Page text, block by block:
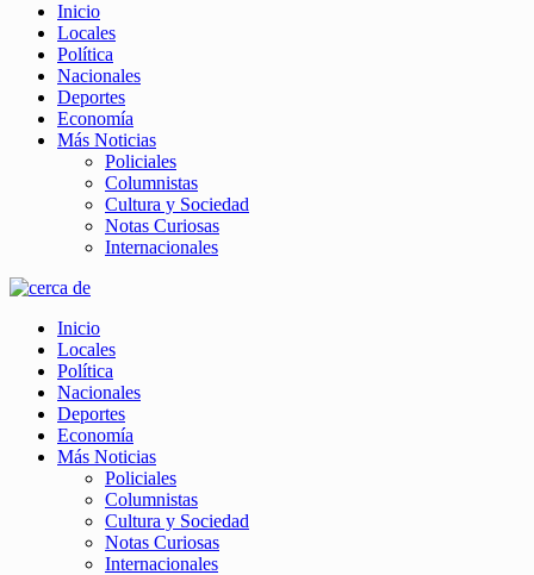
Inicio
Locales
Política
Nacionales
Deportes
Economía
Más Noticias
Policiales
Columnistas
Cultura y Sociedad
Notas Curiosas
Internacionales
Inicio
Locales
Política
Nacionales
Deportes
Economía
Más Noticias
Policiales
Columnistas
Cultura y Sociedad
Notas Curiosas
Internacionales